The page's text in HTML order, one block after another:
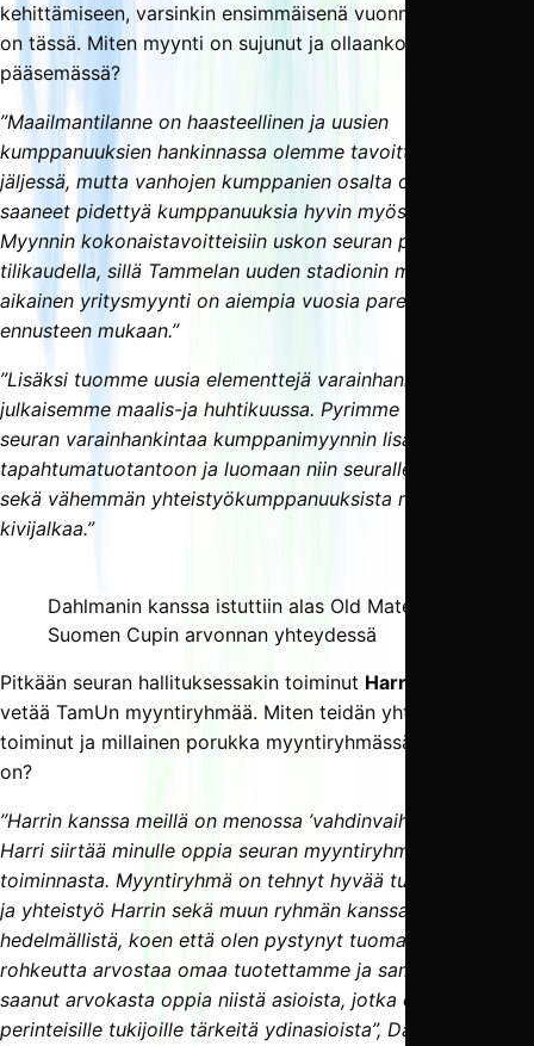
kehittämiseen, varsinkin ensimmäisenä vuonna pääpaino
on tässä. Miten myynti on sujunut ja ollaanko tavoitteisiin
pääsemässä?
”Maailmantilanne on haasteellinen ja uusien
kumppanuuksien hankinnassa olemme tavoitteesta
jäljessä, mutta vanhojen kumppanien osalta olemme
saaneet pidettyä kumppanuuksia hyvin myös tälle vuotta.
Myynnin kokonaistavoitteisiin uskon seuran pääsevän tällä
tilikaudella, sillä Tammelan uuden stadionin myötä kauden
aikainen yritysmyynti on aiempia vuosia parempi
ennusteen mukaan.”
”Lisäksi tuomme uusia elementtejä varainhankintaan, joita
julkaisemme maalis-ja huhtikuussa. Pyrimme laajentamaan
seuran varainhankintaa kumppanimyynnin lisäsi myös
tapahtumatuotantoon ja luomaan niin seuralle vahvempaa
sekä vähemmän yhteistyökumppanuuksista riippuvaista
kivijalkaa.”
Dahlmanin kanssa istuttiin alas Old Matesiin
Suomen Cupin arvonnan yhteydessä
Pitkään seuran hallituksessakin toiminut Harri Karvinen
vetää TamUn myyntiryhmää. Miten teidän yhteispeli on
toiminut ja millainen porukka myyntiryhmässä tällä hetkellä
on?
”Harrin kanssa meillä on menossa ’vahdinvaihtovuosi’ eli
Harri siirtää minulle oppia seuran myyntiryhmän
toiminnasta. Myyntiryhmä on tehnyt hyvää tulosta aiemmin
ja yhteistyö Harrin sekä muun ryhmän kanssa on
hedelmällistä, koen että olen pystynyt tuomaan myyntiin
rohkeutta arvostaa omaa tuotettamme ja samalla olen
saanut arvokasta oppia niistä asioista, jotka ovat seuran
perinteisille tukijoille tärkeitä ydinasioista”, Dahlman